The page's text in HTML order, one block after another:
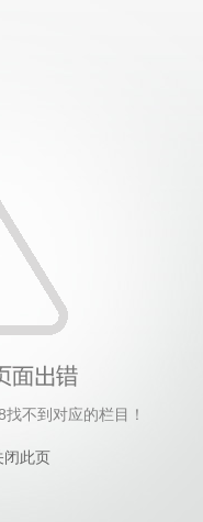
不到对应的栏目！
闭此页